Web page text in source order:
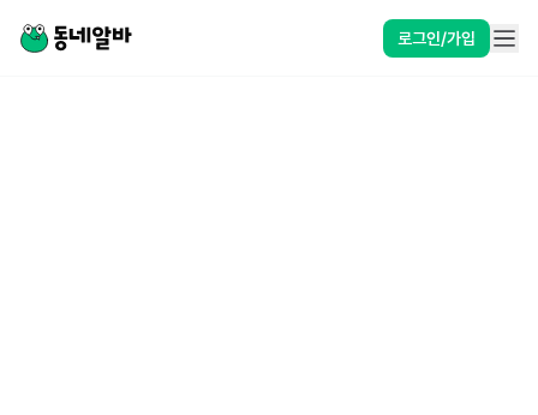
로그인/가입